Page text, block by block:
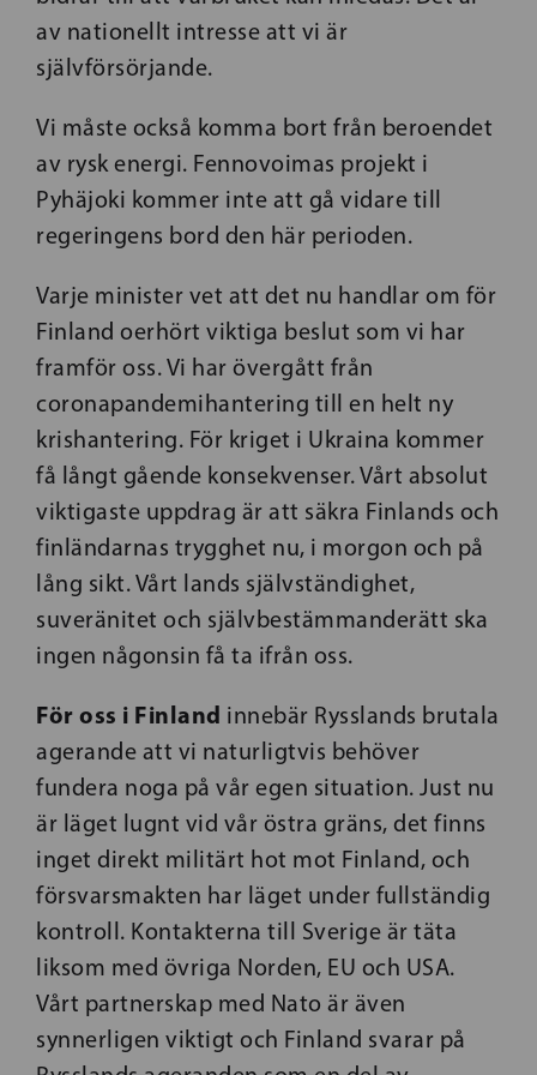
av nationellt intresse att vi är
självförsörjande.
Vi måste också komma bort från beroendet
av rysk energi. Fennovoimas projekt i
Pyhäjoki kommer inte att gå vidare till
regeringens bord den här perioden.
Varje minister vet att det nu handlar om för
Finland oerhört viktiga beslut som vi har
framför oss. Vi har övergått från
coronapandemihantering till en helt ny
krishantering. För kriget i Ukraina kommer
få långt gående konsekvenser. Vårt absolut
viktigaste uppdrag är att säkra Finlands och
finländarnas trygghet nu, i morgon och på
lång sikt. Vårt lands självständighet,
suveränitet och självbestämmanderätt ska
ingen någonsin få ta ifrån oss.
För oss i Finland innebär Rysslands brutala
agerande att vi naturligtvis behöver
fundera noga på vår egen situation. Just nu
är läget lugnt vid vår östra gräns, det finns
inget direkt militärt hot mot Finland, och
försvarsmakten har läget under fullständig
kontroll. Kontakterna till Sverige är täta
liksom med övriga Norden, EU och USA.
Vårt partnerskap med Nato är även
synnerligen viktigt och Finland svarar på